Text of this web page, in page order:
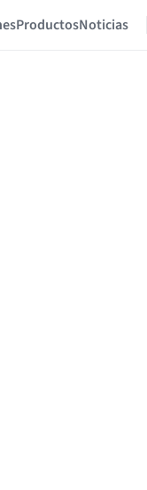
ProductosNoticias